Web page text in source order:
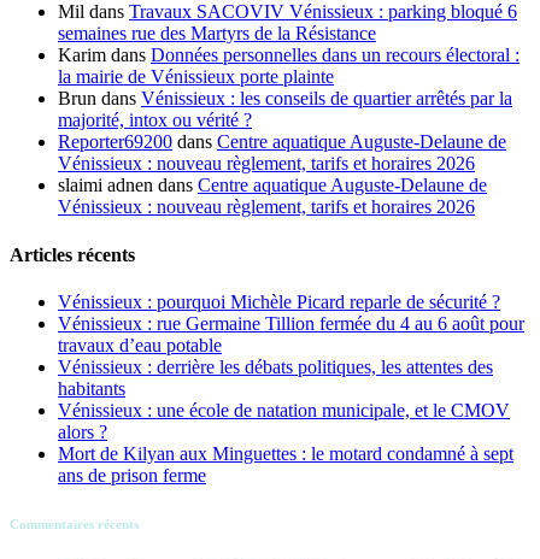
Mil dans Travaux SACOVIV Vénissieux : parking bloqué 6
semaines rue des Martyrs de la Résistance
Karim dans Données personnelles dans un recours électoral :
la mairie de Vénissieux porte plainte
Brun dans Vénissieux : les conseils de quartier arrêtés par la
majorité, intox ou vérité ?
Reporter69200 dans Centre aquatique Auguste-Delaune de
Vénissieux : nouveau règlement, tarifs et horaires 2026
slaimi adnen dans Centre aquatique Auguste-Delaune de
Vénissieux : nouveau règlement, tarifs et horaires 2026
Articles récents
Vénissieux : pourquoi Michèle Picard reparle de sécurité ?
Vénissieux : rue Germaine Tillion fermée du 4 au 6 août pour
travaux d’eau potable
Vénissieux : derrière les débats politiques, les attentes des
habitants
Vénissieux : une école de natation municipale, et le CMOV
alors ?
Mort de Kilyan aux Minguettes : le motard condamné à sept
ans de prison ferme
Commentaires récents